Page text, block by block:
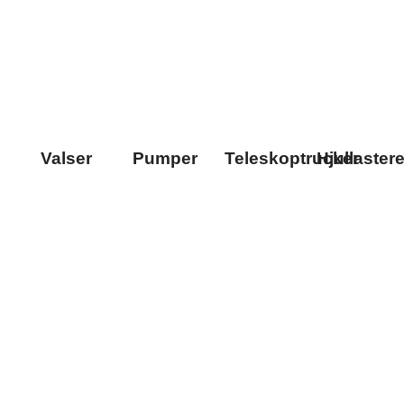
Valser Pumper TeleskoptruckerHjullastere